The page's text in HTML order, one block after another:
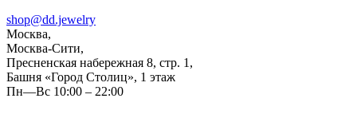
shop@dd.jewelry
Москва,
Москва-Сити,
Пресненская набережная 8, стр. 1,
Башня «Город Столиц», 1 этаж
Пн—Вс 10:00 – 22:00